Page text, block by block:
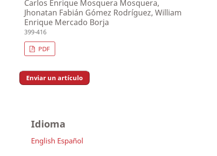
Carlos Enrique Mosquera Mosquera,
Jhonatan Fabián Gómez Rodríguez, William
Enrique Mercado Borja
399-416
PDF
Enviar un artículo
Idioma
English Español